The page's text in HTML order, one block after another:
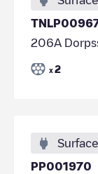
206A
x 2
Surface
PP001970